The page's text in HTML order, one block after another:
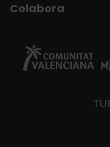
Colabora